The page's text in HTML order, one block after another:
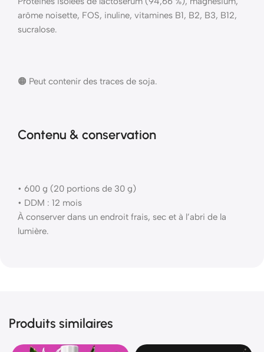
arôme noisette, FOS, inuline, vitamines B1, B2, B3, B12,
sucralose.
🟠 Peut contenir des traces de soja.
Contenu & conservation
• 600 g (20 portions de 30 g)
• DDM : 12 mois
À conserver dans un endroit frais, sec et à l’abri de la
lumière.
Produits similaires